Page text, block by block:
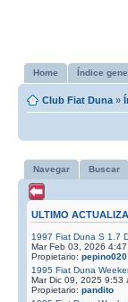
Home Índice
Club Fiat Duna »
Navegar Buscar
ULTIMO
1997 Fiat Duna S 1.7
Mar Feb 03, 2026
Propietario: pepino020
1995 Fiat Duna
Mar Dic 09, 2025 9:53
Propietario: pandito